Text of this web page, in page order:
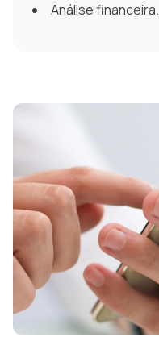
Análise financeira.